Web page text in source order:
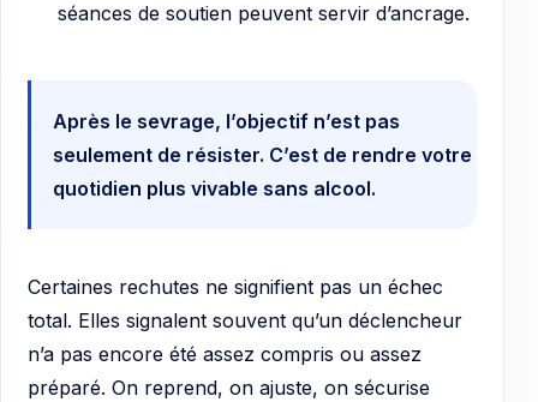
séances de soutien peuvent servir d’ancrage.
Après le sevrage, l’objectif n’est pas
seulement de résister. C’est de rendre votre
quotidien plus vivable sans alcool.
Certaines rechutes ne signifient pas un échec
total. Elles signalent souvent qu’un déclencheur
n’a pas encore été assez compris ou assez
préparé. On reprend, on ajuste, on sécurise